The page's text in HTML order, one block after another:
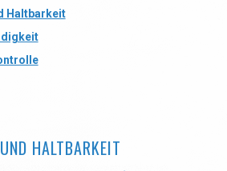
Haltbarkeit
HALTBARKEIT